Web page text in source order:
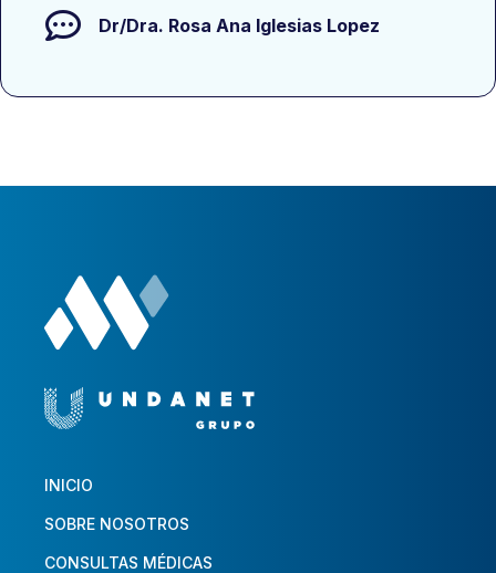
Dr/Dra. Rosa Ana Iglesias Lopez
INICIO
SOBRE NOSOTROS
CONSULTAS MÉDICAS